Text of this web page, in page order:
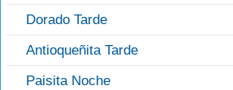
Dorado Tarde
Antioqueñita Tarde
Paisita Noche